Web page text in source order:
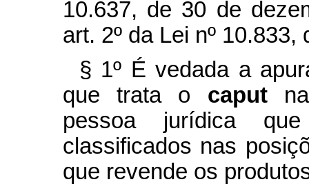
10.637, de 30 de
art. 2º da Lei nº
§ 1º É vedada a
que trata o caput
pessoa jurídica
classificados nas
que revende os